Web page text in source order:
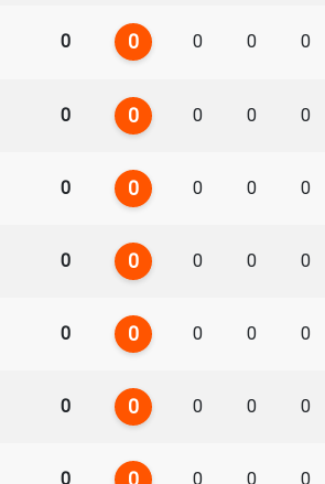
0 0 0 0 0
0 0 0 0 0
0 0 0 0 0
0 0 0 0 0
0 0 0 0 0
0 0 0 0 0
0 0 0 0 0